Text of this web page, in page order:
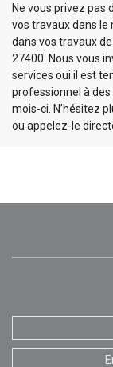
Ne vous privez pas
vos travaux dans le
dans vos travaux
27400. Nous vous
services oui il est
professionnel à des
mois-ci. N’hésitez
ou appelez-le